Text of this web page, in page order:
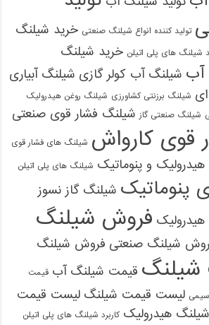
تولید کننده انواع شیلنگ صنعتی خرید شیلنگ
شیلنگ های پلی اتیلن خرید شیلنگ
شیلنگ آب کولر گازی شیلنگ آبیاری
شیلنگ برزنتی کشاورزی شیلنگ روغن هیدرولیک
شیلنگ صنعتی گاز شیلنگ فشار قوی صنعتی
قوی کارواش شیلنگ های فشار قوی
و پنوماتیک شیلنگ های پلی اتیلن
پنوماتیک شیلنگ گاز نسوز
فروش شیلنگ
شیلنگ صنعتی فروش شیلنگ
قیمت شیلنگ آب قیمت
لیست قیمت شیلنگ لیست قیمت
هیدرولیک کاربرد شیلنگ های پلی اتیلن
09121161360